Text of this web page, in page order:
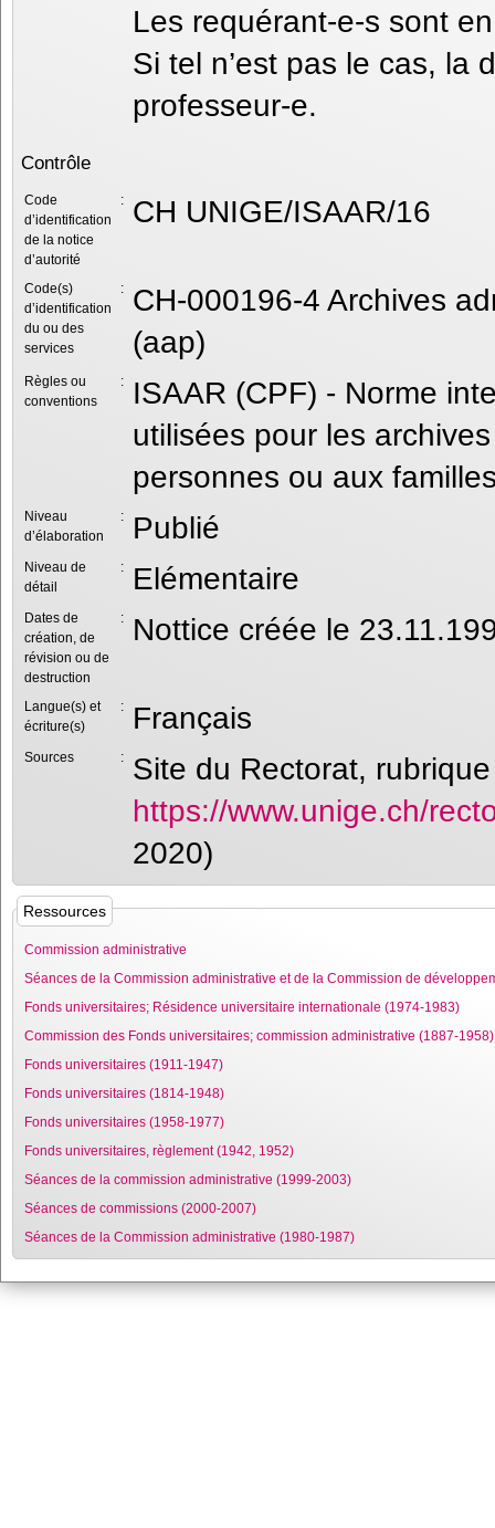
Les requérant-e-s sont
Si tel n’est pas le cas, la
professeur-e.
Contrôle
Code
d’identification
de la notice
d’autorité
: CH UNIGE/ISAAR/16
Code(s)
d’identification
du ou des
services
:
CH-000196-4 Archives
(aap)
Règles ou
conventions
:
ISAAR (CPF) - Norme
utilisées pour les
personnes ou aux
Niveau
d’élaboration
: Publié
Niveau de
détail
: Elémentaire
Dates de
création, de
révision ou de
destruction
: Nottice créée le
Langue(s) et
écriture(s)
: Français
Sources :
Site du Rectorat,
https://www.unige.ch/
2020)
Ressources
Commission administrative
Séances de la Commission administrative et de la Commission de
Fonds universitaires; Résidence universitaire internationale (1974-1983)
Commission des Fonds universitaires; commission administrative (1887-1958)
Fonds universitaires (1911-1947)
Fonds universitaires (1814-1948)
Fonds universitaires (1958-1977)
Fonds universitaires, règlement (1942, 1952)
Séances de la commission administrative (1999-2003)
Séances de commissions (2000-2007)
Séances de la Commission administrative (1980-1987)